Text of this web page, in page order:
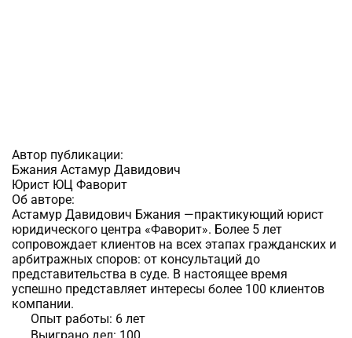
Автор публикации:
Бжания Астамур Давидович
Юрист ЮЦ Фаворит
Об авторе:
Астамур Давидович Бжания —практикующий юрист
юридического центра «Фаворит». Более 5 лет
сопровождает клиентов на всех этапах гражданских и
арбитражных споров: от консультаций до
представительства в суде. В настоящее время
успешно представляет интересы более 100 клиентов
компании.
Опыт работы: 6 лет